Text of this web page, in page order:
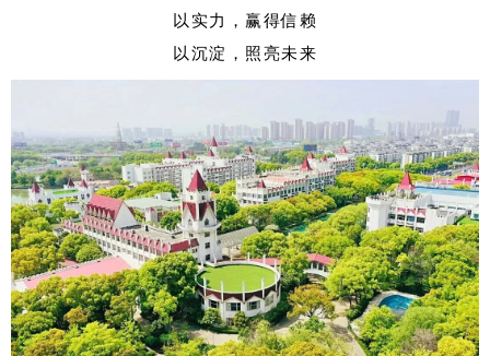
以实力，赢得信赖
以沉淀，照亮未来